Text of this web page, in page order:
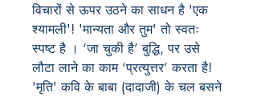
विचारों से ऊपर उठने का साधन है 'एक
श्यामली'! 'मान्यता और तुम' तो स्वतः
स्पष्ट है । ‘जा चुकी है’ बुद्धि, पर उसे
लौटा लाने का काम ‘प्रत्युत्तर’ करता है!
'मृति' कवि के बाबा (दादाजी) के चल बसने